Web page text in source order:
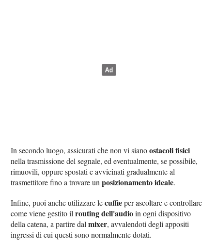
In secondo luogo, assicurati che non vi sianoostacoli fisici
nella trasmissione del segnale, ed eventualmente, se possibile,
rimuovili, oppure spostati e avvicinati gradualmente al
trasmettitore fino a trovare unposizionamento ideale.
Infine, puoi anche utilizzare lecuffieper ascoltare e controllare
come viene gestito ilrouting dell'audioin ogni dispositivo
della catena, a partire dalmixer, avvalendoti degli appositi
ingressi di cui questi sono normalmente dotati.